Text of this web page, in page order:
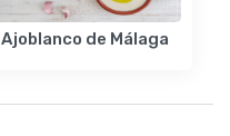
Ajoblanco de Málaga